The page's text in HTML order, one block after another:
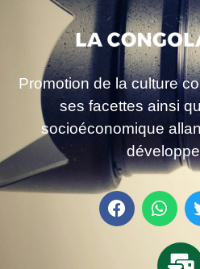
Promotion de la culture
ses facettes ainsi
socioéconomique